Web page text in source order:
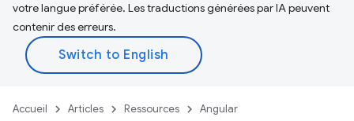
votre langue préférée. Les traductions générées par IA peuvent
contenir des erreurs.
Accueil Articles Ressources Angular